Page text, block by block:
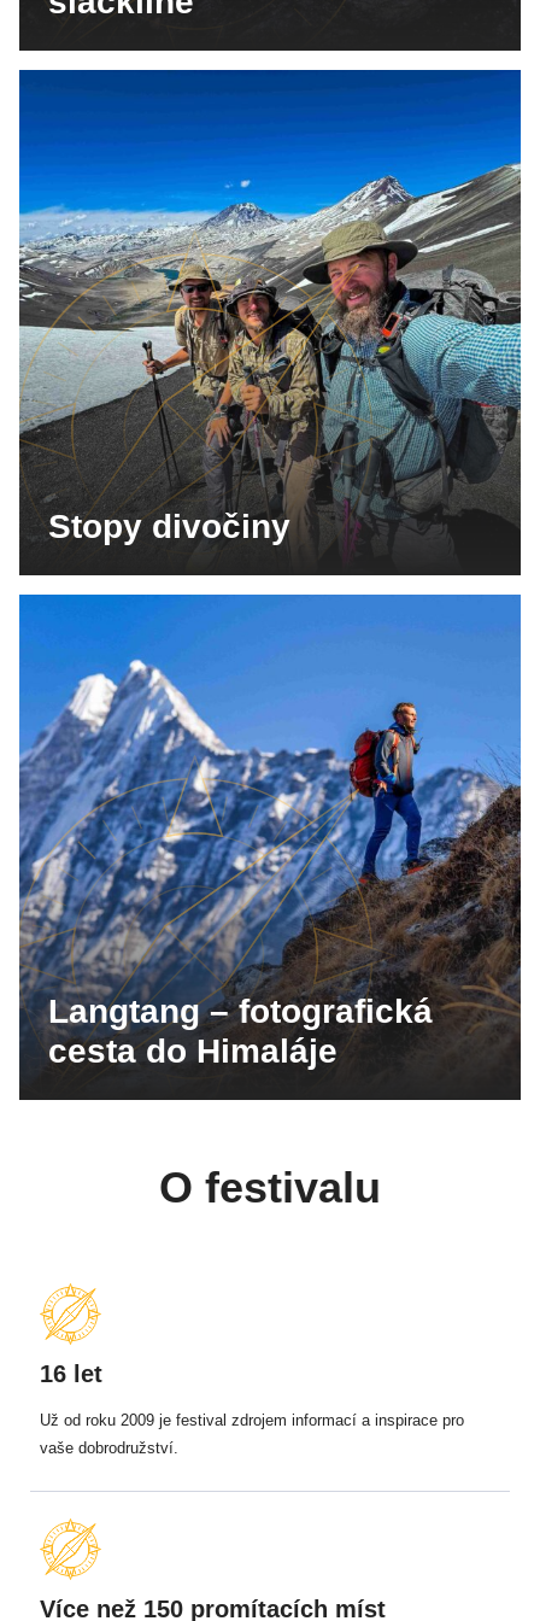
Stopy divočiny
Langtang – fotografická
cesta do Himaláje
O festivalu
16 let
Už od roku 2009 je festival zdrojem informací a inspirace pro
vaše dobrodružství.
Více než 150 promítacích míst